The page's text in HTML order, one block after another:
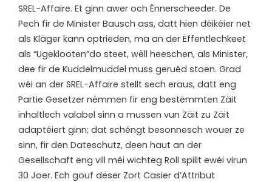
SREL-Affaire. Et ginn awer och Ënnerscheeder. De
Pech fir de Minister Bausch ass, datt hien déikéier net
als Kläger kann optrieden, ma an der Ëffentlechkeet
als “Ugeklooten”do steet, wëll heeschen, als Minister,
dee fir de Kuddelmuddel muss geruéd stoen. Grad
wéi an der SREL-Affaire stellt sech eraus, datt eng
Partie Gesetzer nëmmen fir eng bestëmmten Zäit
inhaltlech valabel sinn a mussen vun Zäit zu Zäit
adaptéiert ginn; dat schéngt besonnesch wouer ze
sinn, fir den Dateschutz, deen haut an der
Gesellschaft eng vill méi wichteg Roll spillt ewéi virun
30 Joer. Ech gouf dëser Zort Casier d’Attribut